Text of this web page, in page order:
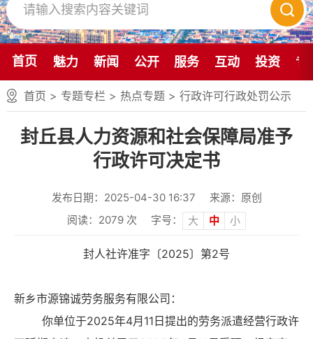
首页 魅力 新闻 公开 服务 互动 投资 专
首页 > 专题专栏 > 热点专题 > 行政许可行政处罚公示
封丘县人力资源和社会保障局准予
行政许可决定书
发布日期：2025-04-30 16:37
来源：原创
阅读： 2079 次 字号： 大 中 小
封人社许准字〔2025〕第2号
新乡市源锦诚劳务服务有限公司：
你单位于2025年4月11日提出的劳务派遣经营行政许